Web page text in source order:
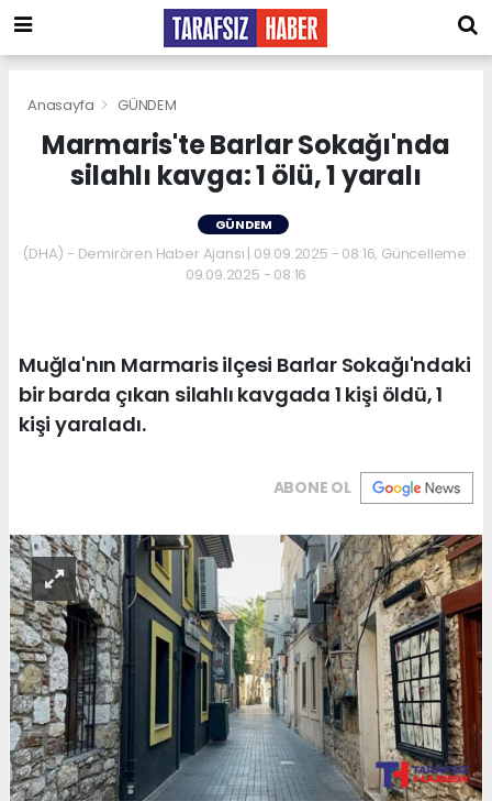
Anasayfa GÜNDEM
Marmaris'te Barlar Sokağı'nda
silahlı kavga: 1 ölü, 1 yaralı
GÜNDEM
(DHA) - Demirören Haber Ajansı | 09.09.2025 - 08:16, Güncelleme:
09.09.2025 - 08:16
Muğla'nın Marmaris ilçesi Barlar Sokağı'ndaki
bir barda çıkan silahlı kavgada 1 kişi öldü, 1
kişi yaraladı.
ABONE OL